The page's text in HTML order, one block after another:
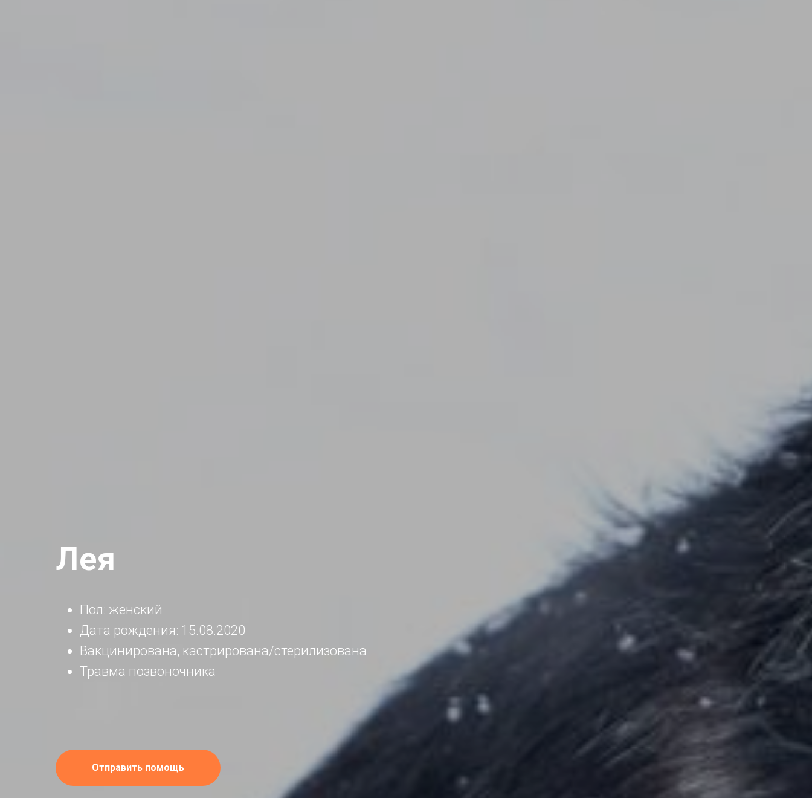
Лея
Пол: женский
Дата рождения: 15.08.2020
Вакцинирована, кастрирована/стерилизована
Травма позвоночника
Отправить помощь